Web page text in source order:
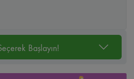
Başlayın!